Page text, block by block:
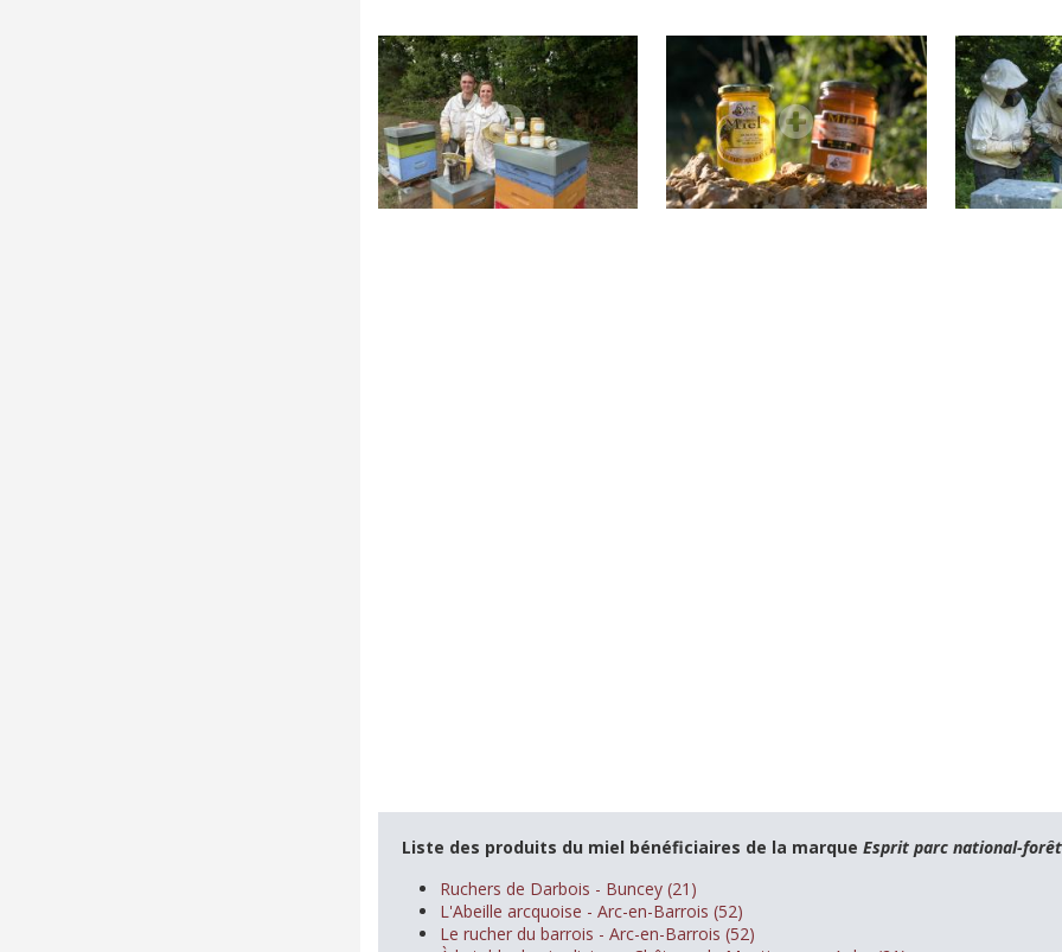
Liste des produits du miel bénéficiaires de la marque Esprit parc national-
Ruchers de Darbois - Buncey (21)
L'Abeille arcquoise - Arc-en-Barrois (52)
Le rucher du barrois - Arc-en-Barrois (52)